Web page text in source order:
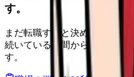
す。
まだ転職すると決めていなく
続いている期間から、次に見
す。